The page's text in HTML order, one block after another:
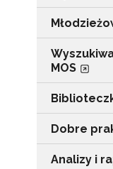
MOS
Dobre
Analizy i